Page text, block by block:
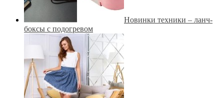
Новинки техники – ланч-
боксы с подогревом